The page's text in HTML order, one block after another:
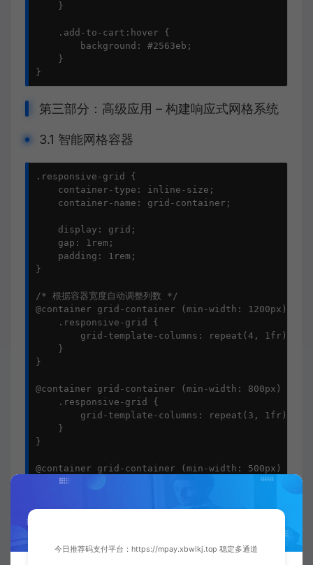
    }
    .add-to-cart:hover {
        background: #2563eb;
    }
}
第三部分：高级应用 – 构建响应式网格系统
3.1 智能网格容器
.responsive-grid {
    container-type: inline-size;
    container-name: grid-container;
    display: grid;
    gap: 1rem;
    padding: 1rem;
}
/* 根据容器宽度自动调整列数 */
@container grid-container (min-width: 1200px) {
    .responsive-grid {
        grid-template-columns: repeat(4, 1fr);
    }
}
@container grid-container (min-width: 800px) and
    .responsive-grid {
        grid-template-columns: repeat(3, 1fr);
    }
}
@container grid-container (min-width: 500px) and
    .responsive-grid {
    }
@container grid-container (max-width: 499px) {
今日推荐码支付平台：https://mpay.xbwlkj.top 稳定多通道